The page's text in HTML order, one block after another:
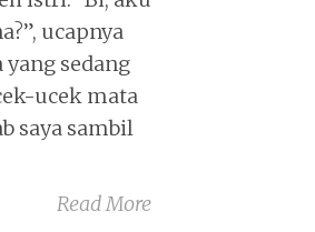
ucapnya
sedang
ucek mata
saya sambil
Read More